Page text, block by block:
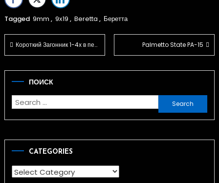
Tagged 9mm , 9х19 , Beretta , Беретта
Post
navigation
Короткий Загонник 1-4х в первой фокалке… Palmetto State PA-15
ПОИСК
Search
for:
CATEGORIES
Categories